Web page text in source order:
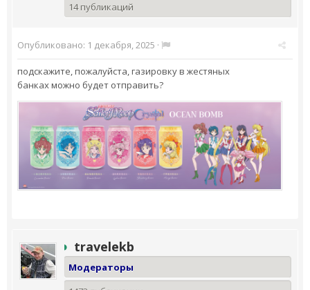
14 публикаций
Опубликовано: 1 декабря, 2025 ·
подскажите, пожалуйста, газировку в жестяных
банках можно будет отправить?
travelekb
Модераторы